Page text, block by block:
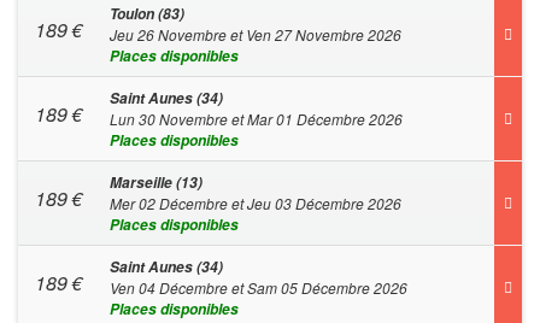
189€
Toulon (83)
Jeu 26 Novembre et Ven 27 Novembre 2026
Places disponibles
189€
Saint Aunes (34)
Lun 30 Novembre et Mar 01 Décembre 2026
Places disponibles
189€
Marseille (13)
Mer 02 Décembre et Jeu 03 Décembre 2026
Places disponibles
189€
Saint Aunes (34)
Ven 04 Décembre et Sam 05 Décembre 2026
Places disponibles